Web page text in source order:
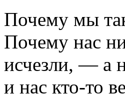
Почему мы
Почему нас
исчезли, — а
и нас кто-то